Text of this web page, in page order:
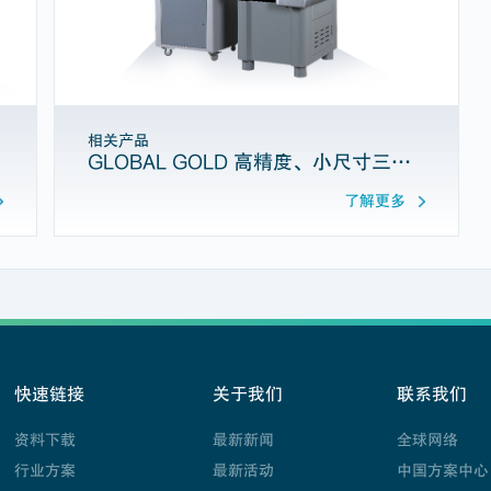
相关产品
GLOBAL GOLD 高精度、小尺寸三坐标测量机
了解更多
快速链接
资料下载
行业方案
关于我们
最新新闻
最新活动
联系我们
全球网络
中国方案中心